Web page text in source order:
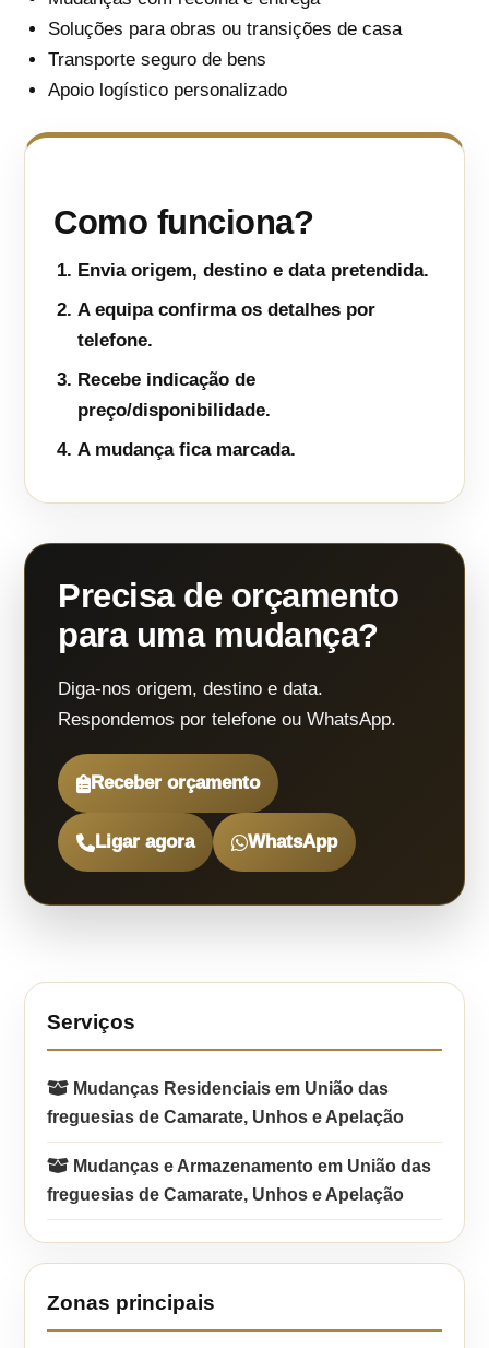
Soluções para obras ou transições de casa
Transporte seguro de bens
Apoio logístico personalizado
Como funciona?
Envia origem, destino e data pretendida.
A equipa confirma os detalhes por
telefone.
Recebe indicação de
preço/disponibilidade.
A mudança fica marcada.
Precisa de orçamento
para uma mudança?
Diga-nos origem, destino e data.
Respondemos por telefone ou WhatsApp.
Receber orçamento
Ligar agora WhatsApp
Serviços
Mudanças Residenciais em União das
freguesias de Camarate, Unhos e Apelação
Mudanças e Armazenamento em União das
freguesias de Camarate, Unhos e Apelação
Zonas principais